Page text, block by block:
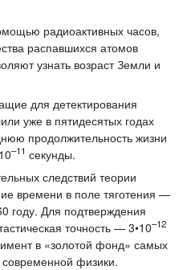
радиоактивных часов,
распавшихся атомов
узнать возраст Земли и
для детектирования
уже в пятидесятых годах
продолжительность жизни
–11 секунды.
следствий теории
времени в поле тяготения —
году. Для подтверждения
точность — 3•10–12
в «золотой фонд» самых
физики.